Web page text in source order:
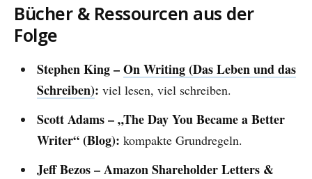
Bücher & Ressourcen aus der
Folge
Stephen King –On Writing (Das Leben und das
Schreiben): viel lesen, viel schreiben.
Scott Adams – „The Day You Became a Better
Writer“ (Blog): kompakte Grundregeln.
Jeff Bezos – Amazon Shareholder Letters &